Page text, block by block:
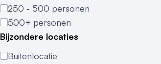
250 - 500 personen
500+ personen
Bijzondere locaties
Buitenlocatie